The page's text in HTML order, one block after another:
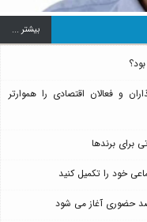
بيشتر ...
و فعالان اقتصادی را هموارتر
برای برندها
خود را تکمیل کنید